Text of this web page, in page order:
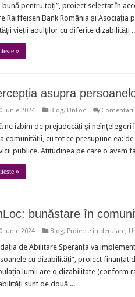
bună pentru toți”, proiect selectat în
Raiffeisen Bank România și
vieții adulților cu diferite dizabilități
»
asupra
iunie 2024 Blog, UnLoc
ne izbim de prejudecăți și
comunității, cu tot ce presupune ea:
publice. Atitudinea pe care o avem
»
bunăstare în
iunie 2024 Blog, Proiecte în derulare,
de Abilitare Speranța va
cu dizabilități”, proiect finanțat
lumii are o dizabilitate (conform
sunt de două ...